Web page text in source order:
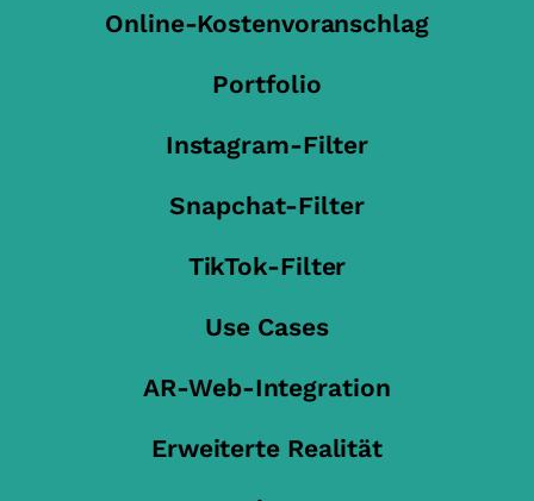
Online-Kostenvoranschlag
Portfolio
Instagram-Filter
Snapchat-Filter
TikTok-Filter
Use Cases
AR-Web-Integration
Erweiterte Realität